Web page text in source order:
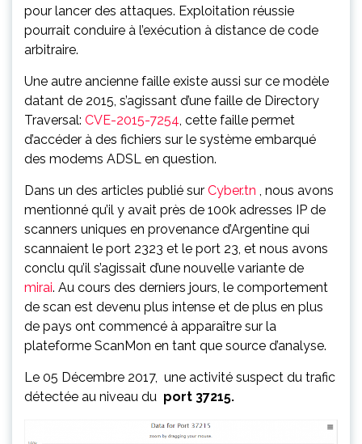
pour lancer des attaques. Exploitation réussie
pourrait conduire à l’exécution à distance de code
arbitraire.
Une autre ancienne faille existe aussi sur ce modèle
datant de 2015, s’agissant d’une faille de Directory
Traversal: CVE-2015-7254, cette faille permet
d’accéder à des fichiers sur le système embarqué
des modems ADSL en question.
Dans un des articles publié sur Cyber.tn , nous avons
mentionné qu’il y avait près de 100k adresses IP de
scanners uniques en provenance d’Argentine qui
scannaient le port 2323 et le port 23, et nous avons
conclu qu’il s’agissait d’une nouvelle variante de
mirai. Au cours des derniers jours, le comportement
de scan est devenu plus intense et de plus en plus
de pays ont commencé à apparaître sur la
plateforme ScanMon en tant que source d’analyse.
Le 05 Décembre 2017, une activité suspect du trafic
détectée au niveau du port 37215.